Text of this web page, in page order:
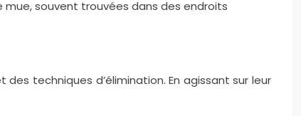
mue, souvent trouvées dans des endroits
techniques d’élimination. En agissant sur leur